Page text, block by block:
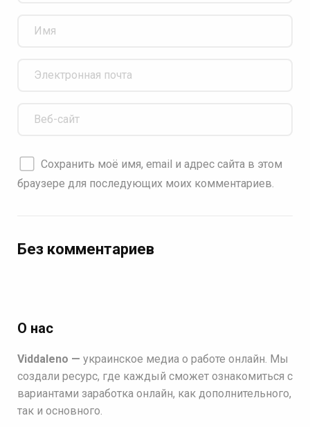
Сохранить моё имя, email и адрес сайта в этом
браузере для последующих моих комментариев.
Без комментариев
О нас
Viddaleno — украинское медиа о работе онлайн. Мы
создали ресурс, где каждый сможет ознакомиться с
вариантами заработка онлайн, как дополнительного,
так и основного.